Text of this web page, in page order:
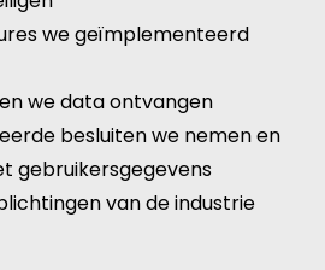
we geïmplementeerd
we data ontvangen
besluiten we nemen en
gebruikersgegevens
van de industrie